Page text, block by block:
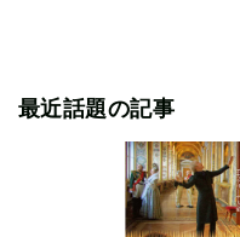
最近話題の記事